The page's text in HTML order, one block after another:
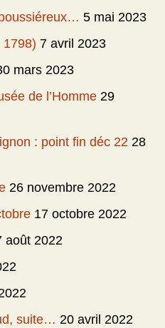
5 mai 2023
1798) 7 avril 2023
mars 2023
de l’Homme 29
: point fin déc 22 28
26 novembre 2022
17 octobre 2022
août 2022
suite… 20 avril 2022